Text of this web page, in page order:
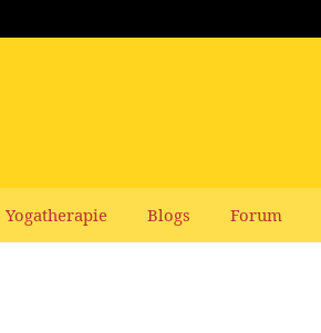
Yogatherapie Blogs Forum